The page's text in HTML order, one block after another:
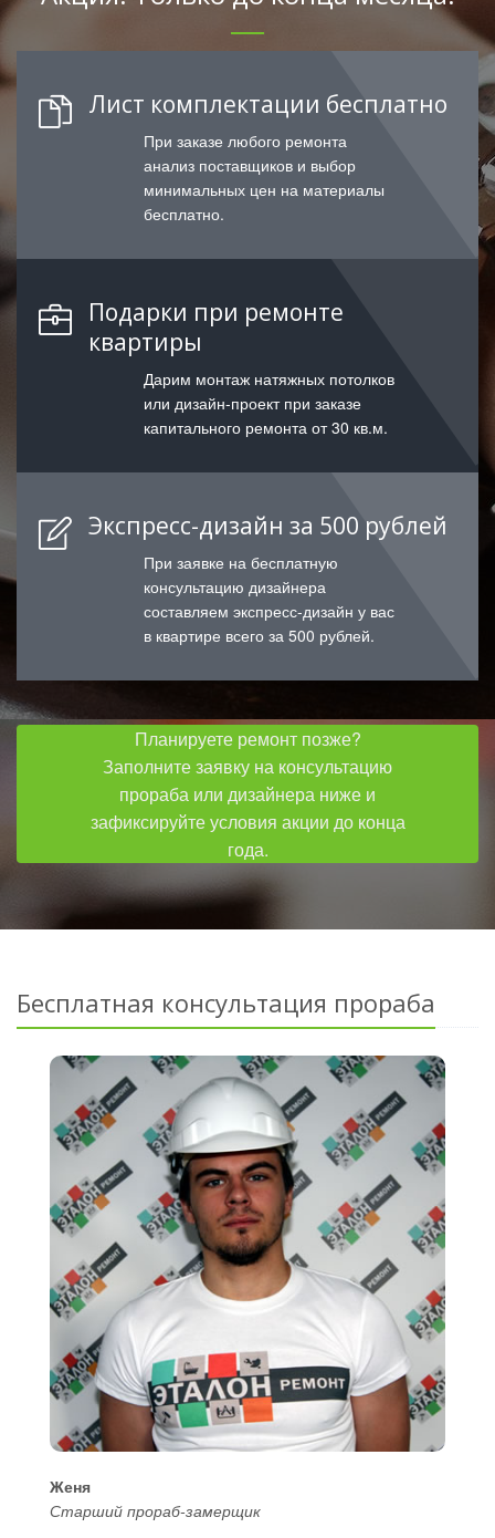
Лист комплектации бесплатно
При заказе любого ремонта
анализ поставщиков и выбор
минимальных цен на материалы
бесплатно.
Подарки при ремонте
квартиры
Дарим монтаж натяжных потолков
или дизайн-проект при заказе
капитального ремонта от 30 кв.м.
Экспресс-дизайн за 500 рублей
При заявке на бесплатную
консультацию дизайнера
составляем экспресс-дизайн у вас
в квартире всего за 500 рублей.
Планируете ремонт позже?
Заполните заявку на консультацию
прораба или дизайнера ниже и
зафиксируйте условия акции до конца
года.
Бесплатная консультация прораба
Женя
Старший прораб-замерщик